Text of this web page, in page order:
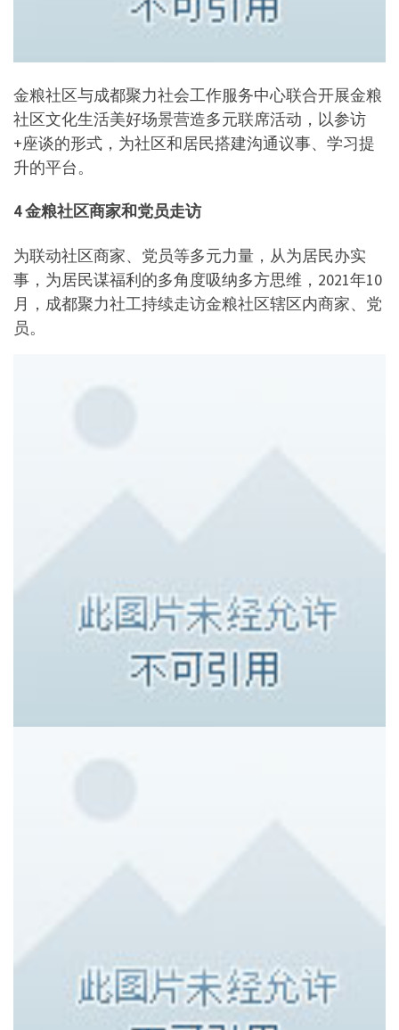
金粮社区与成都聚力社会工作服务中心联合开展金粮
社区文化生活美好场景营造多元联席活动，以参访
+座谈的形式，为社区和居民搭建沟通议事、学习提
升的平台。
4 金粮社区商家和党员走访
为联动社区商家、党员等多元力量，从为居民办实
事，为居民谋福利的多角度吸纳多方思维，2021年10
月，成都聚力社工持续走访金粮社区辖区内商家、党
员。